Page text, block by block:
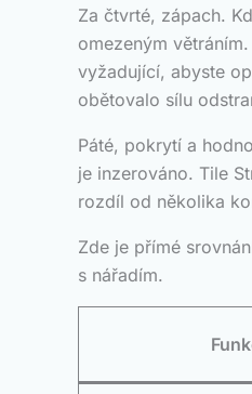
Za čtvrté, zápach.
omezeným
vyžadující, abyste
obětovalo sílu
Páté, pokrytí a
je inzerováno. Tile
rozdíl od několika
Zde je přímé
s nářadím.